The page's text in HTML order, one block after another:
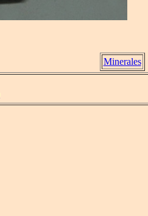
Minerales